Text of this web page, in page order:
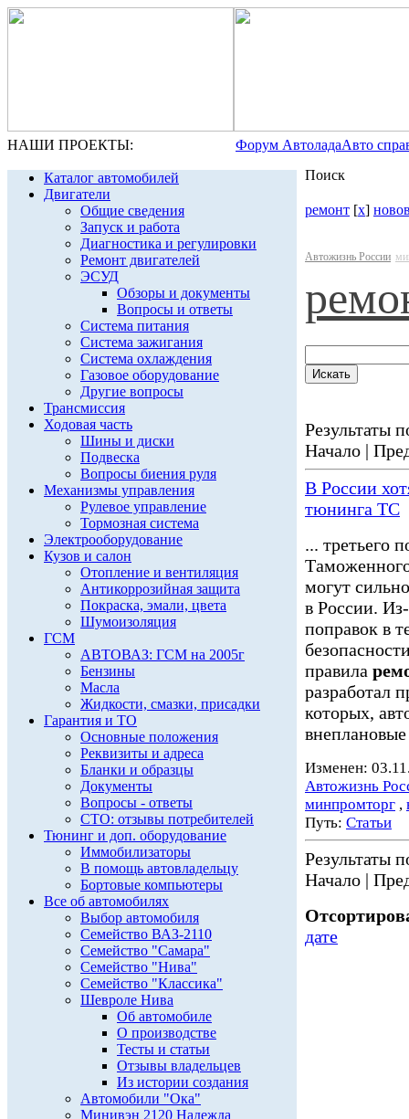
НАШИ ПРОЕКТЫ: Форум АвтоладаАвто
Каталог автомобилей
Двигатели
Общие сведения
Запуск и работа
Диагностика и регулировки
Ремонт двигателей
ЭСУД
Обзоры и документы
Вопросы и ответы
Система питания
Система зажигания
Система охлаждения
Газовое оборудование
Другие вопросы
Трансмиссия
Ходовая часть
Шины и диски
Подвеска
Вопросы биения руля
Механизмы управления
Рулевое управление
Тормозная система
Электрооборудование
Кузов и салон
Отопление и вентиляция
Антикоррозийная защита
Покраска, эмали, цвета
Шумоизоляция
ГСМ
АВТОВАЗ: ГСМ на 2005г
Бензины
Масла
Жидкости, смазки, присадки
Гарантия и ТО
Основные положения
Реквизиты и адреса
Бланки и образцы
Документы
Вопросы - ответы
СТО: отзывы потребителей
Тюнинг и доп. оборудование
Иммобилизаторы
В помощь автовладельцу
Бортовые компьютеры
Все об автомобилях
Выбор автомобиля
Семейство ВАЗ-2110
Семейство "Самара"
Семейство "Нива"
Семейство "Классика"
Шевроле Нива
Об автомобиле
О производстве
Тесты и статьи
Отзывы владельцев
Из истории создания
Автомобили "Ока"
Минивэн 2120 Надежда
Поиск
ремонт [x]
Автожизнь России
Результаты
Начало |
В России
тюнинга ТС
... третьего
могут
в России. Из-
поправок в
правила
разработал
которых,
Изменен:
Автожизнь
минпромторг ,
Путь: Статьи
Результаты
Начало |
дате